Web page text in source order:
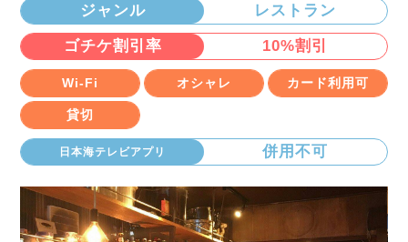
ジャンル レストラン
ゴチケ割引率 10%割引
Wi-Fi オシャレ カード利用可
貸切
日本海テレビアプリ 併用不可